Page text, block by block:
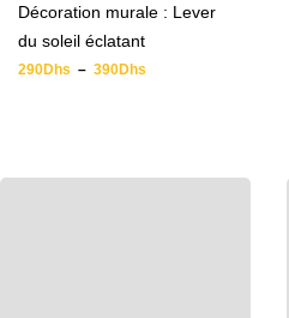
Décoration murale : Lever
du soleil éclatant
290Dhs – 390Dhs